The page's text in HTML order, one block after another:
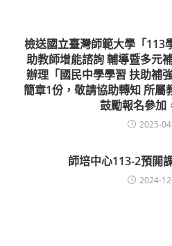
檢送國立臺灣師範大學「113
助教師增能諮詢 輔導暨多元
辦理「國民中學學習 扶助補
簡章1份，敬請協助轉知 所屬
鼓勵報名參加
2025-
師培中心113-2預開
2024-